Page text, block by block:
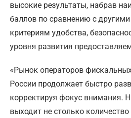
высокие результаты, набрав
баллов по сравнению с
критериям удобства,
уровня развития
«Рынок операторов
России продолжает быстро
корректируя фокус внимания.
выходит не столько